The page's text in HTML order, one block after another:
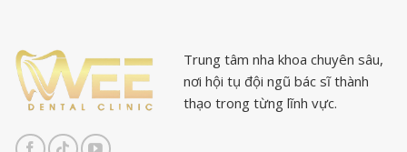
Trung tâm nha khoa chuyên sâu,
nơi hội tụ đội ngũ bác sĩ thành
thạo trong từng lĩnh vực.